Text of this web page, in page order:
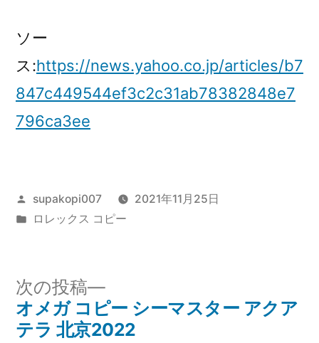
ソー
ス:https://news.yahoo.co.jp/articles/b7
847c449544ef3c2c31ab78382848e7
796ca3ee
投
稿
supakopi007
2021年11月25日
カ
ー:
ロレックス コピー
投
次の投稿
次
の
投
オメガ コピー シーマスター アクア
テラ 北京2022